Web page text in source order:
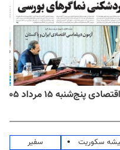
پنج‌شنبه ۱۵ مرداد ۱۴۰۵
سکوریت
سفیر